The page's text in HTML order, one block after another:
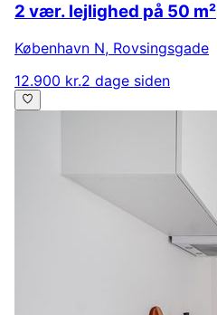
2 vær. lejlighed på 50 m²
København N, Rovsingsgade
12.900 kr.2 dage siden